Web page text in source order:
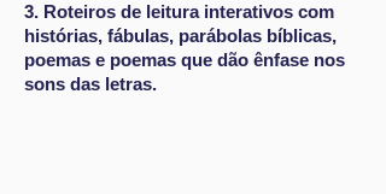
3. Roteiros de leitura interativos com
histórias, fábulas, parábolas bíblicas,
poemas e poemas que dão ênfase nos
sons das letras.